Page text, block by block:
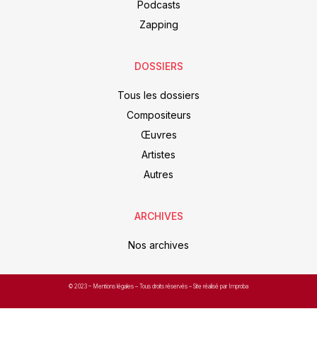
Podcasts
Zapping
DOSSIERS
Tous les dossiers
Compositeurs
Œuvres
Artistes
Autres
ARCHIVES
Nos archives
© 2023 – Mentions légales – Tous droits réservés – Site réalisé par Improba